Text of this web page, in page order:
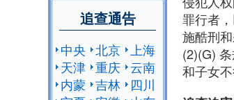
追查通告
中央 北京 上海
天津 重庆 云南
内蒙 吉林
四川
罪行者
施酷刑
(2)(G)
和子女不